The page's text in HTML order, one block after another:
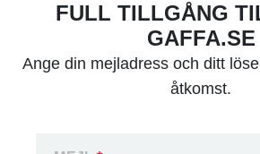
FULL TILLGÅNG
GAFFA.SE
Ange din mejladress och ditt
åtkomst.